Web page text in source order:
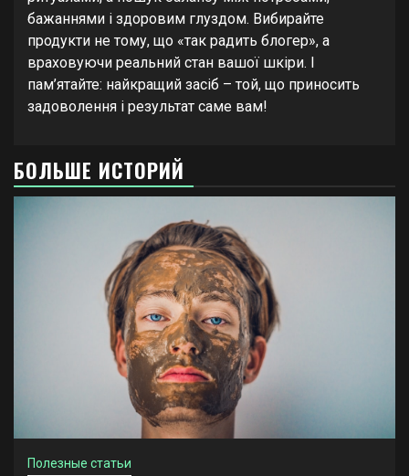
бажаннями і здоровим глуздом. Вибирайте
продукти не тому, що «так радить блогер», а
враховуючи реальний стан вашої шкіри. І
пам’ятайте: найкращий засіб – той, що приносить
задоволення і результат саме вам!
БОЛЬШЕ ИСТОРИЙ
Полезные статьи